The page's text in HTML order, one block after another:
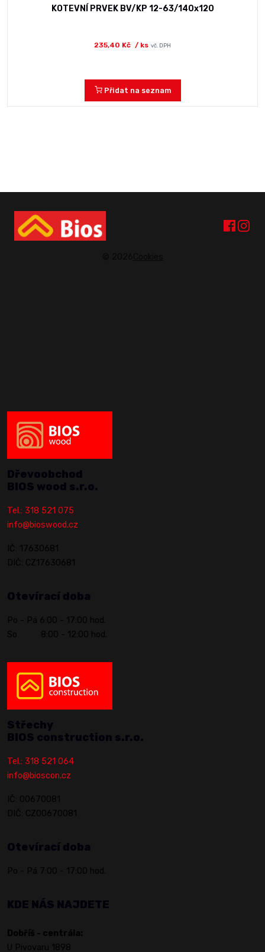
KOTEVNÍ PRVEK BV/KP 12-63/140x120
235,40 Kč / ks vč. DPH
Přidat na seznam
Dřevoobchod
BIOS wood s.r.o.
Tel.: 318 521 075
info@bioswood.cz
IČ: 17630681
DIČ: CZ17630681
Otevírací doba
Po - Pá 6:00 - 17:00 hod.
So 8:00 - 12:00 hod.
Střechy
BIOS construction s.r.o.
Tel.: 318 521 064
info@bioscon.cz
IČ: 00670081
DIČ: CZ00670081
Otevírací doba
Po - Pá 7:00 - 17:00 hod.
KDE NÁS NAJDETE
Dobříš - centrála:
U Pivovaru 1898